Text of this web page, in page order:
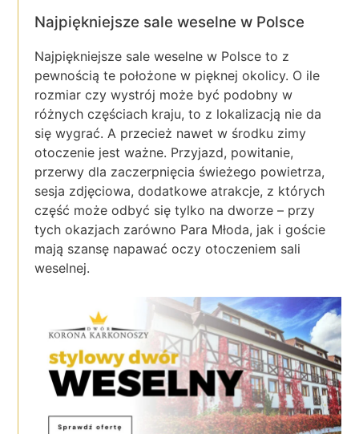
Najpiękniejsze sale weselne w Polsce
Najpiękniejsze sale weselne w Polsce to z
pewnością te położone w pięknej okolicy. O ile
rozmiar czy wystrój może być podobny w
różnych częściach kraju, to z lokalizacją nie da
się wygrać. A przecież nawet w środku zimy
otoczenie jest ważne. Przyjazd, powitanie,
przerwy dla zaczerpnięcia świeżego powietrza,
sesja zdjęciowa, dodatkowe atrakcje, z których
część może odbyć się tylko na dworze – przy
tych okazjach zarówno Para Młoda, jak i goście
mają szansę napawać oczy otoczeniem sali
weselnej.